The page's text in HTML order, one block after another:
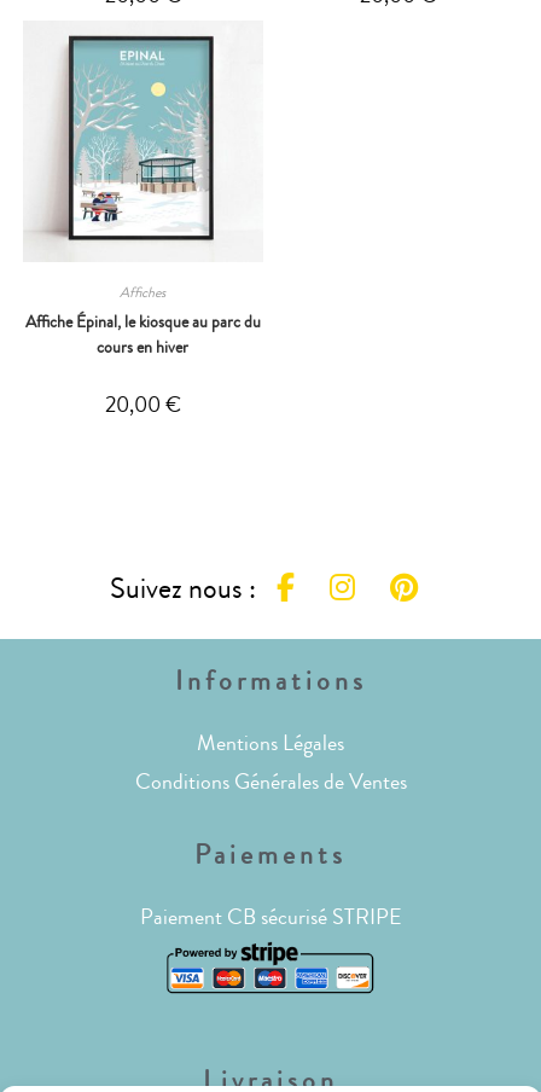
Affiches
Affiche Épinal, le kiosque au parc du
cours en hiver
20,00€
Suivez nous :
Informations
Mentions Légales
Conditions Générales de Ventes
Paiements
Paiement CB sécurisé STRIPE
Livraison